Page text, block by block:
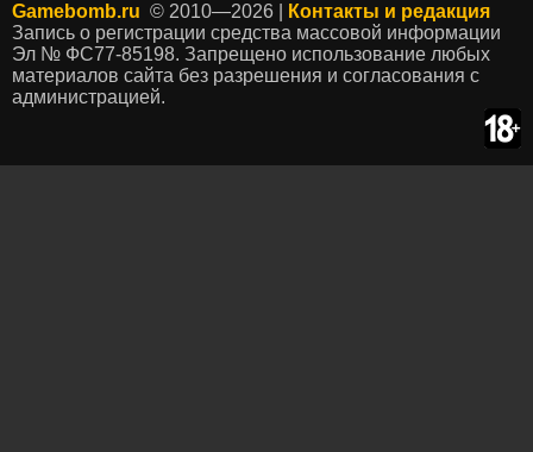
Gamebomb.ru © 2010—2026 |
Контакты и редакция
Запись о регистрации средства массовой информации
Эл № ФС77-85198. Запрещено использование любых
материалов сайта без разрешения и согласования с
администрацией.